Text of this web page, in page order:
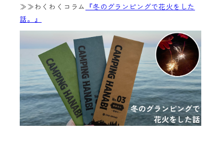
≫≫わくわくコラム
『冬のグランピングで花火をした
話。』